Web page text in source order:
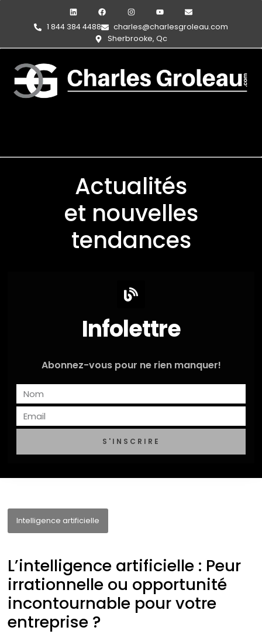
1 844 384 4488
charles@charlesgroleau.com
Sherbrooke, Qc
Actualités
et nouvelles
tendances
Infolettre
Abonnez-vous pour ne rien manquer!
S'INSCRIRE
Intelligence artificielle
L’intelligence artificielle : Peur
irrationnelle ou opportunité
incontournable pour votre
entreprise ?